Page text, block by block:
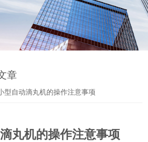
章
型自动滴丸机的操作注意事项
丸机的操作注意事项